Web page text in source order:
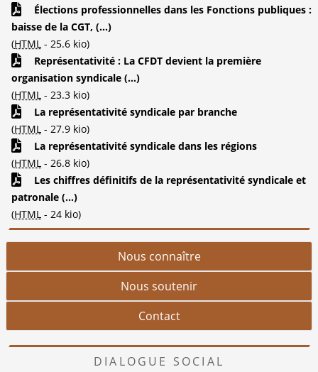
Élections professionnelles dans les Fonctions publiques :
baisse de la CGT, (...)
(HTML - 25.6 kio)
Représentativité : La CFDT devient la première
organisation syndicale (...)
(HTML - 23.3 kio)
La représentativité syndicale par branche
(HTML - 27.9 kio)
La représentativité syndicale dans les régions
(HTML - 26.8 kio)
Les chiffres définitifs de la représentativité syndicale et
patronale (...)
(HTML - 24 kio)
Nous connaître
Nous soutenir
Contact
DIALOGUE SOCIAL